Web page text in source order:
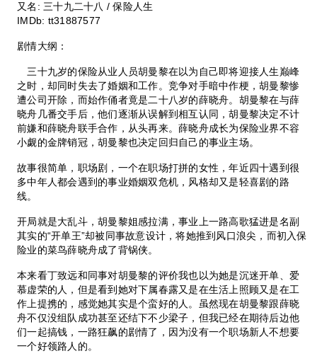
又名: 三十九二十八 / 保险人生
IMDb: tt31887577
剧情大纲：
三十九岁的保险从业人员胡曼黎在以为自己即将迎接人生巅峰
之时，却同时失去了婚姻和工作。竞争对手暗中作梗，胡曼黎惨
遭公司开除，而始作俑者竟是二十八岁的薛晓舟。胡曼黎在与薛
晓舟几番交手后，他们逐渐从误解到相互认同，胡曼黎决定不计
前嫌和薛晓舟联手合作，从头再来。薛晓舟成长为保险业界不容
小觑的金牌销冠，胡曼黎也决定回归自己的事业主场。
故事很简单，职场剧，一个在职场打拼的女性，年近四十遇到很
多中年人都会遇到的事业婚姻双危机，风格却又是轻喜剧的路
线。
开局就是大乱斗，胡曼黎姐感拉满，事业上一路高歌猛进是名副
其实的“开单王”却被同事故意设计，将她推到风口浪尖，而初入保
险业的菜鸟薛晓舟成了背锅侠。
本来看丁致远和同事对胡曼黎的评价我也以为她是沉迷开单、爱
慕虚荣的人，但是看到她对下属春露又是在生活上照顾又是在工
作上提携的，感觉她其实是个蛮好的人。虽然现在胡曼黎跟薛晓
舟不仅没组队成功甚至还结下不少梁子，但我已经在期待后边他
们一起搞钱，一路狂飙的剧情了，因为没有一个职场新人不想要
一个好领路人的。